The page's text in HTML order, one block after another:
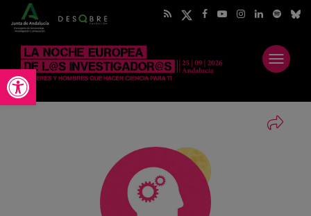
Abrir barra de herramientas
Abrir
menú